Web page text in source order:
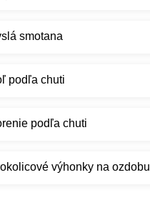
smotana
podľa chuti
podľa chuti
výhonky na ozdobu